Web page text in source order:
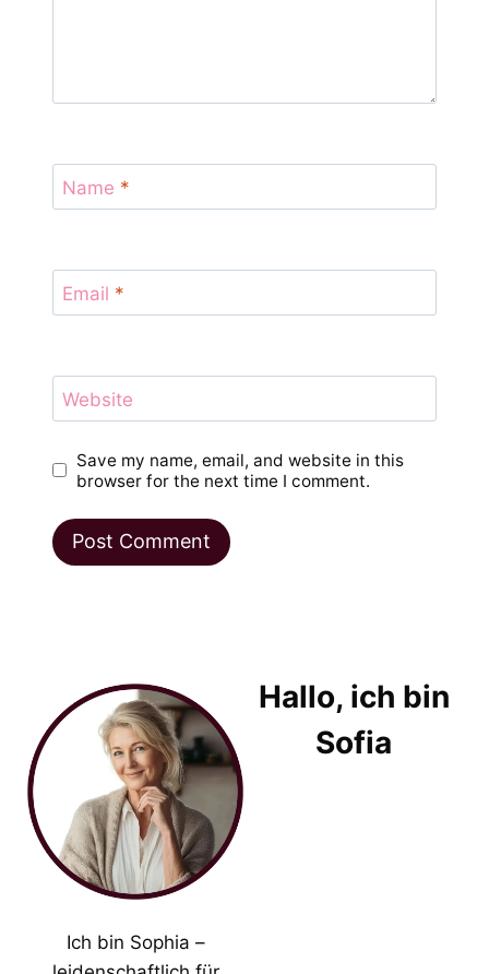
Name *
Email *
Website
Save my name, email, and website in this
browser for the next time I comment.
Hallo, ich bin
Sofia
Ich bin Sophia –